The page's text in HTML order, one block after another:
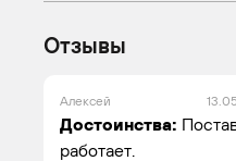
Отзывы
Алексей
Достоинства:
работает.